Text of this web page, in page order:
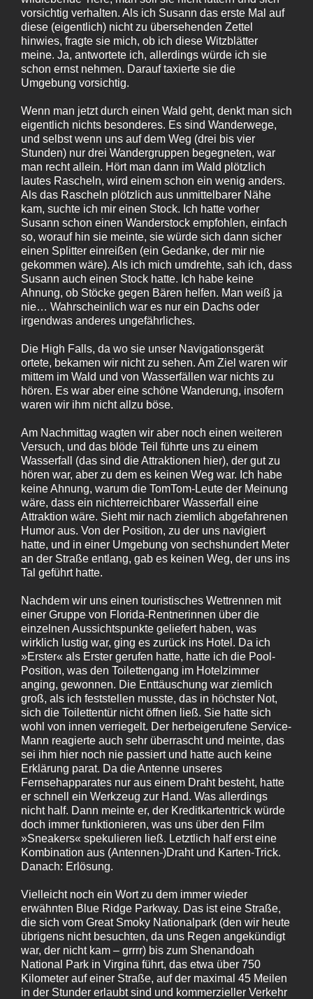
vorsichtig verhalten. Als ich Susann das erste Mal auf
diese (eigentlich) nicht zu übersehenden Zettel
hinwies, fragte sie mich, ob ich diese Witzblätter
meine. Ja, antwortete ich, allerdings würde ich sie
schon ernst nehmen. Darauf taxierte sie die
Umgebung vorsichtig.
Wenn man jetzt durch einen Wald geht, denkt man sich
eigentlich nichts besonderes. Es sind Wanderwege,
und selbst wenn uns auf dem Weg (drei bis vier
Stunden) nur drei Wandergruppen begegneten, war
man recht allein. Hört man dann im Wald plötzlich
lautes Rascheln, wird einem schon ein wenig anders.
Als das Rascheln plötzlich aus unmittelbarer Nähe
kam, suchte ich mir einen Stock. Ich hatte vorher
Susann schon einen Wanderstock empfohlen, einfach
so, worauf hin sie meinte, sie würde sich dann sicher
einen Splitter einreißen (ein Gedanke, der mir nie
gekommen wäre). Als ich mich umdrehte, sah ich, dass
Susann auch einen Stock hatte. Ich habe keine
Ahnung, ob Stöcke gegen Bären helfen. Man weiß ja
nie… Wahrscheinlich war es nur ein Dachs oder
irgendwas anderes ungefährliches.
Die High Falls, da wo sie unser Navigationsgerät
ortete, bekamen wir nicht zu sehen. Am Ziel waren wir
mittem im Wald und von Wasserfällen war nichts zu
hören. Es war aber eine schöne Wanderung, insofern
waren wir ihm nicht allzu böse.
Am Nachmittag wagten wir aber noch einen weiteren
Versuch, und das blöde Teil führte uns zu einem
Wasserfall (das sind die Attraktionen hier), der gut zu
hören war, aber zu dem es keinen Weg war. Ich habe
keine Ahnung, warum die TomTom-Leute der Meinung
wäre, dass ein nichterreichbarer Wasserfall eine
Attraktion wäre. Sieht mir nach ziemlich abgefahrenen
Humor aus. Von der Position, zu der uns navigiert
hatte, und in einer Umgebung von sechshundert Meter
an der Straße entlang, gab es keinen Weg, der uns ins
Tal geführt hatte.
Nachdem wir uns einen touristisches Wettrennen mit
einer Gruppe von Florida-Rentnerinnen über die
einzelnen Aussichtspunkte geliefert haben, was
wirklich lustig war, ging es zurück ins Hotel. Da ich
»Erster« als Erster gerufen hatte, hatte ich die Pool-
Position, was den Toilettengang im Hotelzimmer
anging, gewonnen. Die Enttäuschung war ziemlich
groß, als ich feststellen musste, das in höchster Not,
sich die Toilettentür nicht öffnen ließ. Sie hatte sich
wohl von innen verriegelt. Der herbeigerufene Service-
Mann reagierte auch sehr überrascht und meinte, das
sei ihm hier noch nie passiert und hatte auch keine
Erklärung parat. Da die Antenne unseres
Fernsehapparates nur aus einem Draht besteht, hatte
er schnell ein Werkzeug zur Hand. Was allerdings
nicht half. Dann meinte er, der Kreditkartentrick würde
doch immer funktionieren, was uns über den Film
»Sneakers« spekulieren ließ. Letztlich half erst eine
Kombination aus (Antennen-)Draht und Karten-Trick.
Danach: Erlösung.
Vielleicht noch ein Wort zu dem immer wieder
erwähnten Blue Ridge Parkway. Das ist eine Straße,
die sich vom Great Smoky Nationalpark (den wir heute
übrigens nicht besuchten, da uns Regen angekündigt
war, der nicht kam – grrrr) bis zum Shenandoah
National Park in Virgina führt, das etwa über 750
Kilometer auf einer Straße, auf der maximal 45 Meilen
in der Stunder erlaubt sind und kommerzieller Verkehr